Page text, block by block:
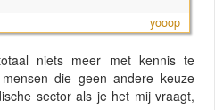
yooop
niets meer met kennis te
die geen andere keuze
sector als je het mij vraagt,